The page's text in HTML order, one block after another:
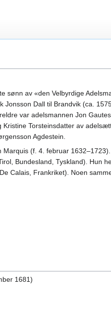
sønn av «den Velbyrdige
Dall til Brandvik (ca.
var adelsmannen Jon
Torsteinsdatter av
Agdestein.
(f. 4. februar
Bundesland, Tyskland). Hun
Calais, Frankriket). Noen
1681)